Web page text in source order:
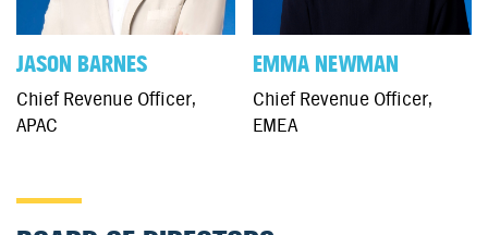
JASON BARNES
Chief Revenue Officer,
APAC
EMMA NEWMAN
Chief Revenue Officer,
EMEA